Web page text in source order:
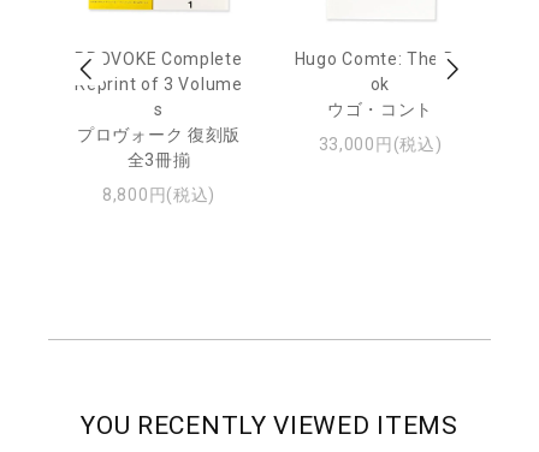
PROVOKE Complete
Reprint of 3 Volume
s
プロヴォーク 復刻版
全3冊揃
8,800円(税込)
Hugo Comte: The Bo
ok
ウゴ・コント
33,000円(税込)
YOU RECENTLY VIEWED ITEMS